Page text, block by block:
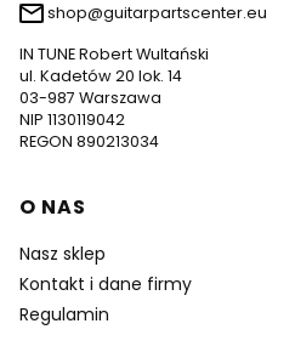
shop@guitarpartscenter.eu
IN TUNE Robert Wultański
ul. Kadetów 20 lok. 14
03-987 Warszawa
NIP 1130119042
REGON 890213034
Linki w stopce
O NAS
Nasz sklep
Kontakt i dane firmy
Regulamin